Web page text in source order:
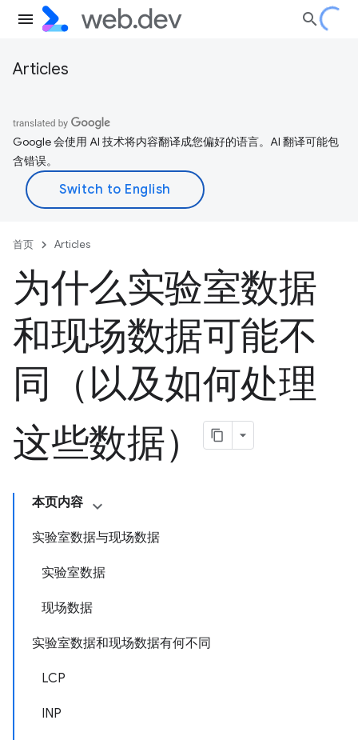
Articles
Google 会使用 AI 技术将内容翻译成您偏好的语言。AI 翻译可能包
含错误。
首页 Articles
为什么实验室数据
和现场数据可能不
同（以及如何处理
这些数据）
本页内容
实验室数据与现场数据
实验室数据
现场数据
实验室数据和现场数据有何不同
LCP
INP